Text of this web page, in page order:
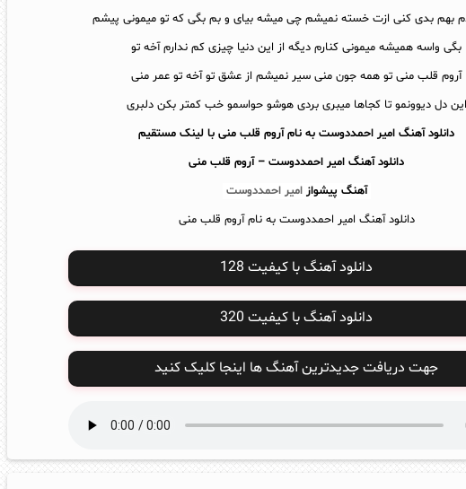
بهم بدی کنی ازت خسته نمیشم چی میشه بیای و بم بگی که تو میمونی پیشم
بگی واسه همیشه میمونی کنارم دیگه از این دنیا چیزی کم ندارم آخه تو
آروم قلب منی تو همه جون منی سیر نمیشم از عشق تو آخه تو عمر منی
این دل دیوونمو تا کجاها میبری بردی هوشو حواسمو خب کمتر بکن دلبری
دانلود آهنگ امیر احمددوست به نام آروم قلب منی با لینک مستقیم
دانلود آهنگ امیر احمددوست – آروم قلب منی
آهنگ پیشواز امیر احمددوست
دانلود آهنگ امیر احمددوست به نام آروم قلب منی
دانلود آهنگ با کیفیت 128
دانلود آهنگ با کیفیت 320
جهت دریافت جدیدترین آهنگ ها اینجا کلیک کنید